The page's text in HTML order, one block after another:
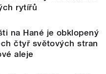
rytířů
na Hané je obklopený
čtyř světových stran
aleje